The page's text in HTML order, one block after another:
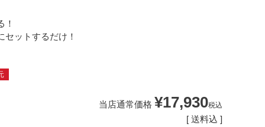
！
ットするだけ！
当店通常価格 ¥17,930税込
送料込